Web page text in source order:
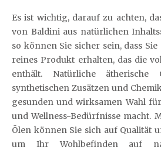
Es ist wichtig, darauf zu achten,
von Baldini aus natürlichen
so können Sie sicher sein, dass
reines Produkt erhalten, das die
enthält. Natürliche
synthetischen Zusätzen und
gesunden und wirksamen Wahl
und Wellness-Bedürfnisse macht.
Ölen können Sie sich auf Qualität
um Ihr Wohlbefinden auf